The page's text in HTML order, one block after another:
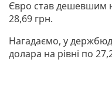
Євро став дешевшим
28,69 грн.
Нагадаємо, у
долара на рівні по